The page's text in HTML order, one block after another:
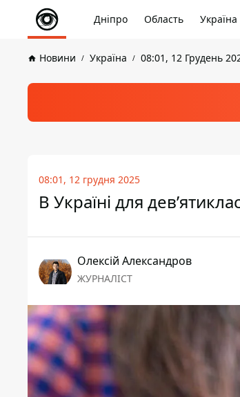
Дніпро Область Україна
Новини Україна 08:01, 12 Грудень
08:01, 12 грудня 2025
В Україні для
Олексій Александров
ЖУРНАЛІСТ